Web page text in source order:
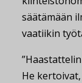
säätämään
vaatiikin
He